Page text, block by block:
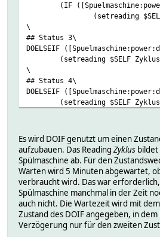
(IF
(setreading
\
## Status 3\
DOELSEIF
(setreading $SELF
\
## Status 4\
DOELSEIF
(setreading $SELF
## Status 5\
DOELSEIF
(setreading $SELF
## Status 6\
DOELSE\
(setreading $SELF
attr Spuelmaschine_di do always
attr Spuelmaschine_di startup
Es wird DOIF genutzt um einen
aufzubauen. Das Reading Zyklus bildet
Spülmaschine ab. Für den
Warten wird 5 Minuten abgewartet,
verbraucht wird. Das war erforderlich,
Spülmaschine manchmal in der Zeit
auch nicht. Die Wartezeit wird mit
Zustand des DOIF angegeben, in dem
Verzögerung nur für den zweiten